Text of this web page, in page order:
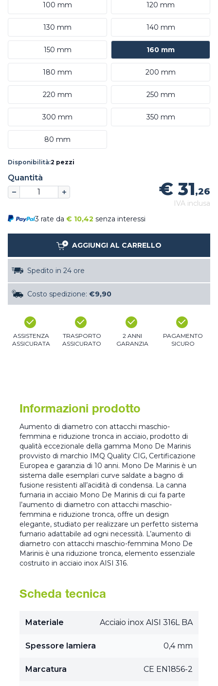
100 mm 120 mm
130 mm 140 mm
150 mm 160 mm
180 mm 200 mm
220 mm 250 mm
300 mm 350 mm
80 mm
Disponibilità:2 pezzi
Quantità
€ 31,26
IVA inclusa
3 rate da € 10,42 senza interessi
AGGIUNGI AL CARRELLO
Spedito in 24 ore
Costo spedizione: €9,90
ASSISTENZA
ASSICURATA
TRASPORTO
ASSICURATO
2 ANNI
GARANZIA
PAGAMENTO
SICURO
Informazioni prodotto
Aumento di diametro con attacchi maschio-
femmina e riduzione tronca in acciaio, prodotto di
qualità eccezionale della gamma Mono De Marinis
provvisto di marchio IMQ Quality CIG, Certificazione
Europea e garanzia di 10 anni. Mono De Marinis è un
sistema dalle esemplari curve saldate a bagno di
fusione resistenti all’acidità di condensa. La canna
fumaria in acciaio Mono De Marinis di cui fa parte
l’aumento di diametro con attacchi maschio-
femmina e riduzione tronca, offre un design
elegante, studiato per realizzare un perfetto sistema
fumario adattabile ad ogni necessità. L’aumento di
diametro con attacchi maschio-femmina Mono De
Marinis è una riduzione tronca, elemento essenziale
costruito in acciaio inox AISI 316.
Scheda tecnica
Materiale Acciaio inox AISI 316L BA
Spessore lamiera 0,4 mm
Marcatura CE EN1856-2